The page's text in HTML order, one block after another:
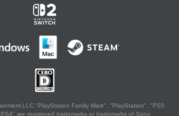
LLC."PlayStation Family Mark", "PlayStation", "PS5
are registered trademarks or trademarks of Sony